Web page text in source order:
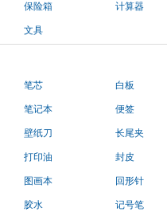
保险箱 计算器
文具
笔芯 白板
笔记本 便签
壁纸刀 长尾夹
打印油 封皮
图画本 回形针
胶水 记号笔